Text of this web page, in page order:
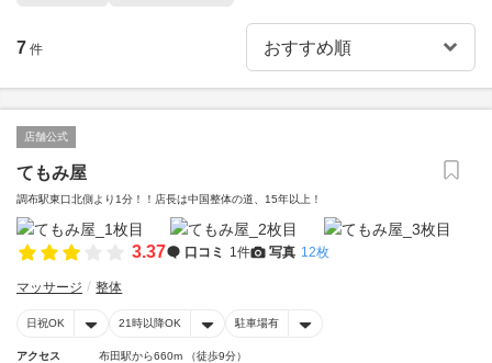
7 件
店舗公式
てもみ屋
調布駅東口北側より1分！！店長は中国整体の道、15年以上！
3.37 口コミ 1件 写真 12枚
マッサージ 整体
日祝OK 21時以降OK 駐車場有
アクセス
布田駅から660m （徒歩9分）